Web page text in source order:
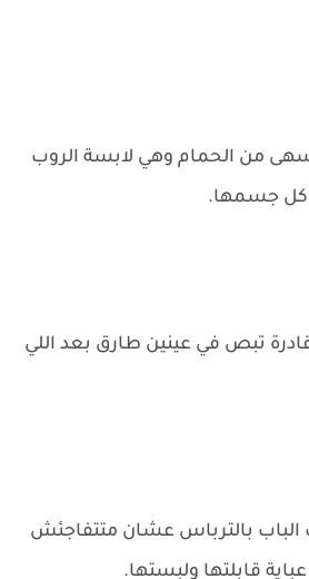
من الحمام وهي لابسة الروب
كل جسمها.
تبص في عينين طارق بعد اللي
الباب بالترباس عشان متتفاجئش
قابلتها ولبستها.